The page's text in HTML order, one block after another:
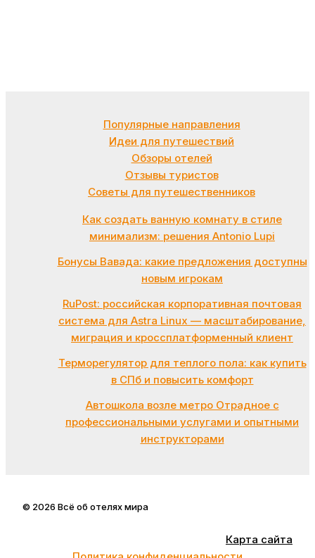
Популярные направления
Идеи для путешествий
Обзоры отелей
Отзывы туристов
Советы для путешественников
Как создать ванную комнату в стиле
минимализм: решения Antonio Lupi
Бонусы Вавада: какие предложения доступны
новым игрокам
RuPost: российская корпоративная почтовая
система для Astra Linux — масштабирование,
миграция и кроссплатформенный клиент
Терморегулятор для теплого пола: как купить
в СПб и повысить комфорт
Автошкола возле метро Отрадное с
профессиональными услугами и опытными
инструкторами
© 2026 Всё об отелях мира
Карта сайта